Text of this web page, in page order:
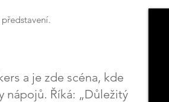
a je zde scéna, kde
nápojů. Říká: „Důležitý